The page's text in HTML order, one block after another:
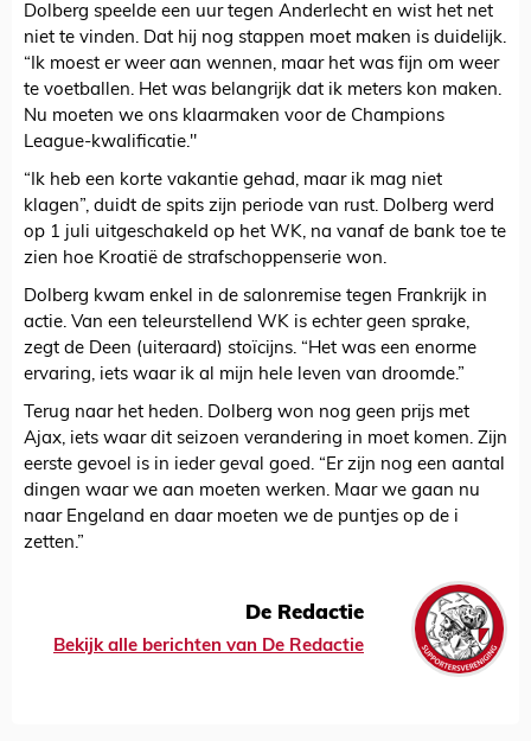
Dolberg speelde een uur tegen Anderlecht en wist het net
niet te vinden. Dat hij nog stappen moet maken is duidelijk.
“Ik moest er weer aan wennen, maar het was fijn om weer
te voetballen. Het was belangrijk dat ik meters kon maken.
Nu moeten we ons klaarmaken voor de Champions
League-kwalificatie."
“Ik heb een korte vakantie gehad, maar ik mag niet
klagen”, duidt de spits zijn periode van rust. Dolberg werd
op 1 juli uitgeschakeld op het WK, na vanaf de bank toe te
zien hoe Kroatië de strafschoppenserie won.
Dolberg kwam enkel in de salonremise tegen Frankrijk in
actie. Van een teleurstellend WK is echter geen sprake,
zegt de Deen (uiteraard) stoïcijns. “Het was een enorme
ervaring, iets waar ik al mijn hele leven van droomde.”
Terug naar het heden. Dolberg won nog geen prijs met
Ajax, iets waar dit seizoen verandering in moet komen. Zijn
eerste gevoel is in ieder geval goed. “Er zijn nog een aantal
dingen waar we aan moeten werken. Maar we gaan nu
naar Engeland en daar moeten we de puntjes op de i
zetten.”
De Redactie
Bekijk alle berichten van De Redactie